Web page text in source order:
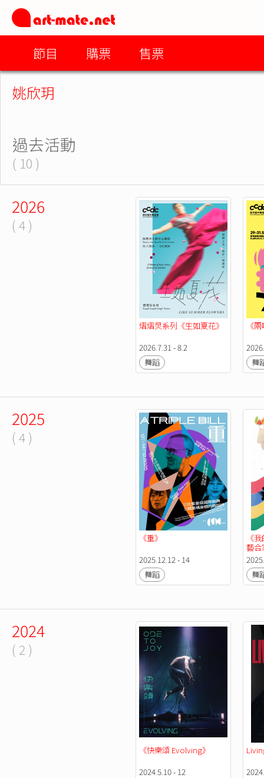
節目 購票 售票
姚欣玥
過去活動
( 10 )
2026
( 4 )
熠熠炅系列《生如夏花》
2026.7.31 - 8.2
舞蹈
《
舞
2025
( 4 )
《重》
2025.12.12 - 14
舞蹈
《
藝合
庭套
舞
2024
( 2 )
《快樂頌 Evolving》
2024.5.10 - 12